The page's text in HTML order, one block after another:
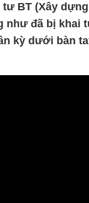
BT (Xây
như đã bị khai
kỳ dưới bàn